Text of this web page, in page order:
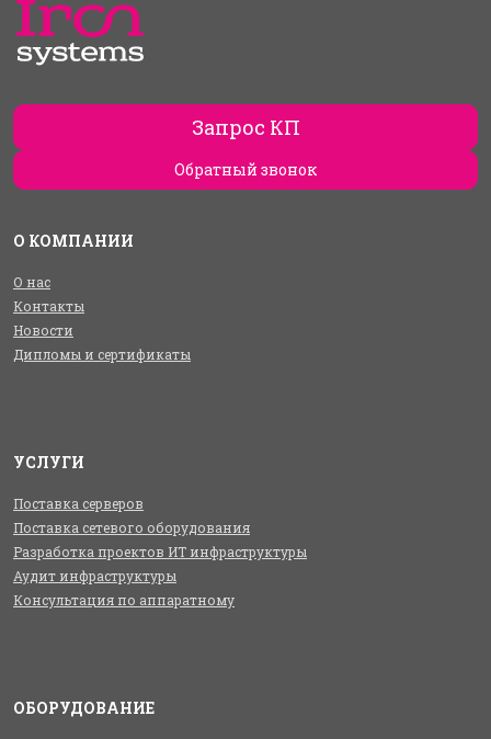
Запрос КП
Обратный звонок
О КОМПАНИИ
О нас
Контакты
Новости
Дипломы и сертификаты
УСЛУГИ
Поставка серверов
Поставка сетевого оборудования
Разработка проектов ИТ инфраструктуры
Аудит инфраструктуры
Консультация по аппаратному
ОБОРУДОВАНИЕ